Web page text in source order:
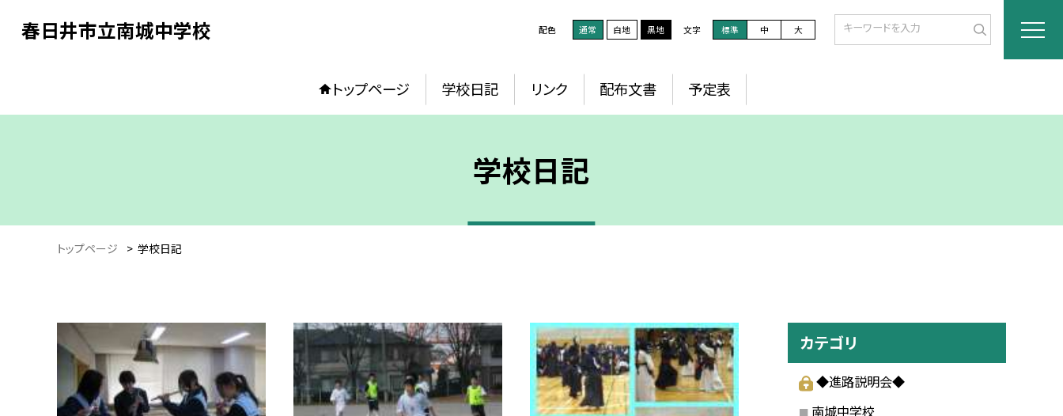
春日井市立南城中学校 配色 通常 白地 黒地 文字 標準 中 大
トップページ 学校日記 リンク 配布文書 予定表
学校日記
トップページ > 学校日記
カテゴリ
◆進路説明会◆
南城中学校